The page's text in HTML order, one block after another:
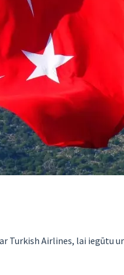
Turkish Airlines, lai iegūtu